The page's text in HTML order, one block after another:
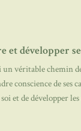
et développer
un véritable chemin
conscience de ses
et de développer les